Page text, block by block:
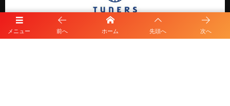
メニュー 前へ ホーム 先頭へ 次へ